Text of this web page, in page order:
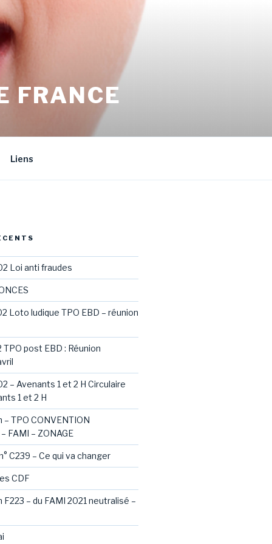
FRANCE
Liens
Loi anti fraudes
Loto ludique TPO EBD – réunion
post EBD : Réunion
– Avenants 1 et 2 H Circulaire
1 et 2 H
– TPO CONVENTION
FAMI – ZONAGE
C239 – Ce qui va changer
CDF
F223 – du FAMI 2021 neutralisé –